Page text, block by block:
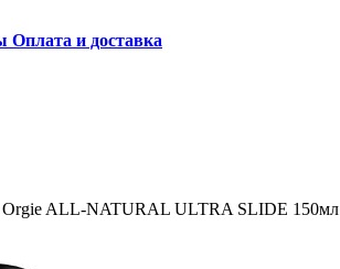
Оплата и доставка
ALL-NATURAL ULTRA SLIDE 150мл